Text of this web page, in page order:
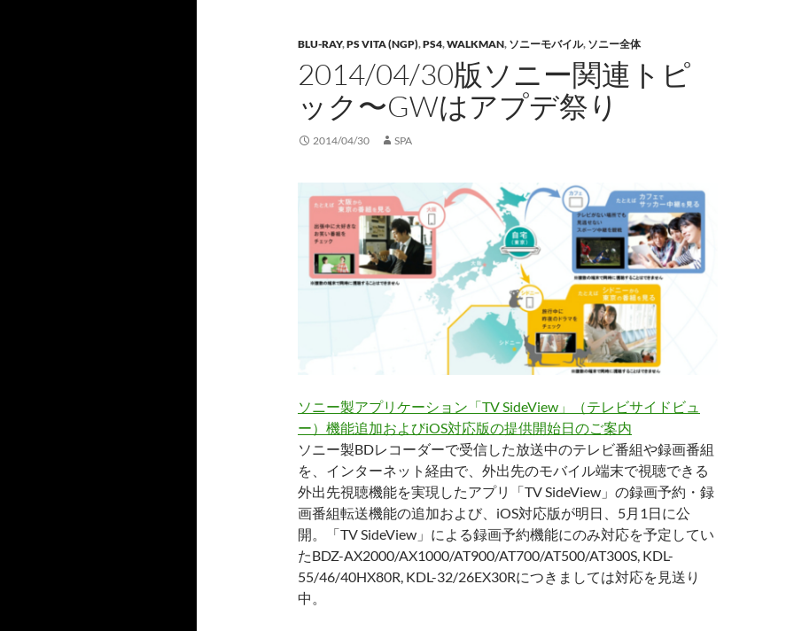
BLU-RAY,PS VITA (NGP),PS4,WALKMAN, ソニーモバイル, ソニー全体
2014/04/30版ソニー関連トピ
ック〜GWはアプデ祭り
2014/04/30 SPA
ソニー製アプリケーション「TV SideView」（テレビサイドビュ
ー）機能追加およびiOS対応版の提供開始日のご案内
ソニー製BDレコーダーで受信した放送中のテレビ番組や録画番組
を、インターネット経由で、外出先のモバイル端末で視聴できる
外出先視聴機能を実現したアプリ「TV SideView」の録画予約・録
画番組転送機能の追加および、iOS対応版が明日、5月1日に公
開。「TV SideView」による録画予約機能にのみ対応を予定してい
たBDZ-AX2000/AX1000/AT900/AT700/AT500/AT300S, KDL-
55/46/40HX80R, KDL-32/26EX30Rにつきましては対応を見送り
中。